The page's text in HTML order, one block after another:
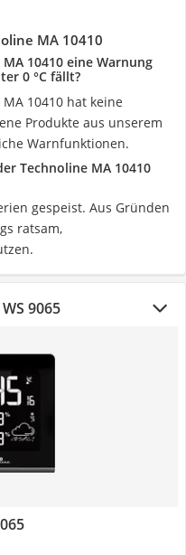
‎MA 10410
10410 eine Warnung
0 °C fällt?
10410 hat keine
Produkte aus unserem
Warnfunktionen.
Technoline MA 10410
gespeist. Aus Gründen
ratsam,
9065